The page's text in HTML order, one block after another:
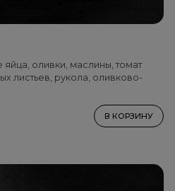
оливки, маслины, томат
листьев, рукола, оливково-
В КОРЗИНУ